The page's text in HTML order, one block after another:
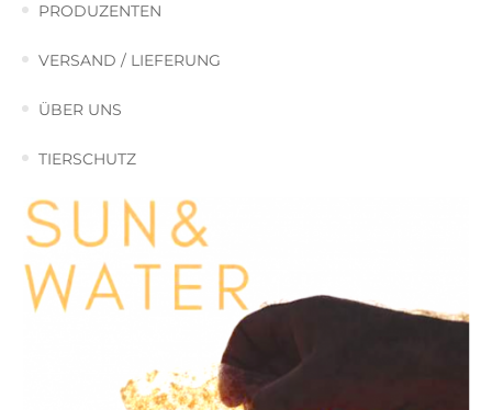
PRODUZENTEN
VERSAND / LIEFERUNG
ÜBER UNS
TIERSCHUTZ